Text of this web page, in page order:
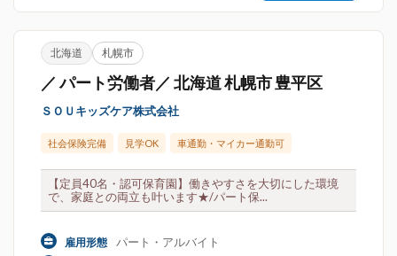
北海道 札幌市
／ パート労働者／ 北海道 札幌市 豊平区
ＳＯＵキッズケア株式会社
社会保険完備 見学OK 車通勤・マイカー通勤可
【定員40名・認可保育園】働きやすさを大切にした環境
で、家庭との両立も叶います★/パート保...
雇用形態 パート・アルバイト